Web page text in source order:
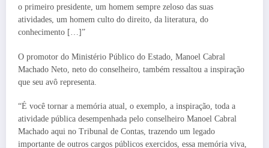
o primeiro presidente, um homem sempre zeloso das suas
atividades, um homem culto do direito, da literatura, do
conhecimento […]”
O promotor do Ministério Público do Estado, Manoel Cabral
Machado Neto, neto do conselheiro, também ressaltou a inspiração
que seu avô representa.
“É você tornar a memória atual, o exemplo, a inspiração, toda a
atividade pública desempenhada pelo conselheiro Manoel Cabral
Machado aqui no Tribunal de Contas, trazendo um legado
importante de outros cargos públicos exercidos, essa memória viva,